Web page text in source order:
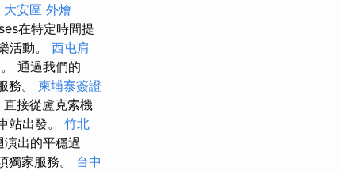
大安區 外燴
在特定時間提
活動。 西屯肩
通過我們的
務。 柬埔寨簽證
接從盧克索機
站出發。 竹北
出的平穩過
獨家服務。 台中